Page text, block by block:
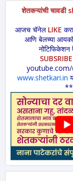
पाठवायचे असल्यास
* शेतकरीगीत *
शेतकऱ्यांची
आजच चॅनेल LIKE
आणि बेलच्या
नोटिफिकेशन
SUBSRIBE
youtube.com/
www.shetkari.in